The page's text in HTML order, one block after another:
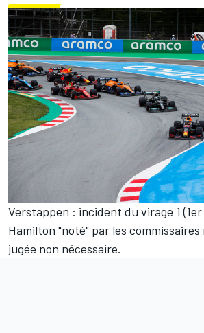
Verstappen : incident du virage 1
Hamilton "noté" par les
jugée non nécessaire.